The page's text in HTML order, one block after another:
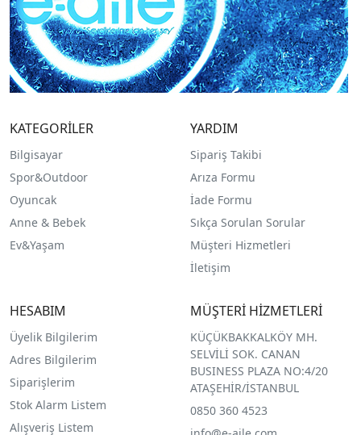
KATEGORİLER
Bilgisayar
Spor&Outdoor
Oyuncak
Anne & Bebek
Ev&Yaşam
YARDIM
Sipariş Takibi
Arıza Formu
İade Formu
Sıkça Sorulan Sorular
Müşteri Hizmetleri
İletişim
HESABIM
Üyelik Bilgilerim
Adres Bilgilerim
Siparişlerim
Stok Alarm Listem
Alışveriş Listem
MÜŞTERİ HİZMETLERİ
KÜÇÜKBAKKALKÖY MH.
SELVİLİ SOK. CANAN
BUSINESS PLAZA NO:4/20
ATAŞEHİR/İSTANBUL
0850 360 4523